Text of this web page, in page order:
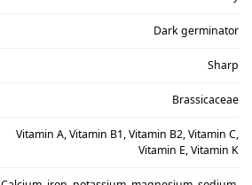
Dark germinator
Sharp
Brassicaceae
Vitamin A, Vitamin B1, Vitamin B2, Vitamin C,
Vitamin E, Vitamin K